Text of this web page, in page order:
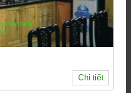
Chi tiết